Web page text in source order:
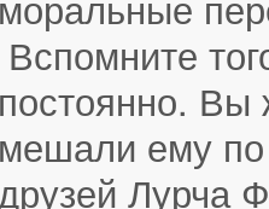
Вспомните
постоянно. Вы
мешали ему по
Лурча